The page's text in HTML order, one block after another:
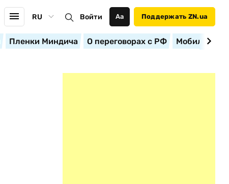
RU Войти Аа Поддержать ZN.ua
Пленки Миндича О переговорах с РФ